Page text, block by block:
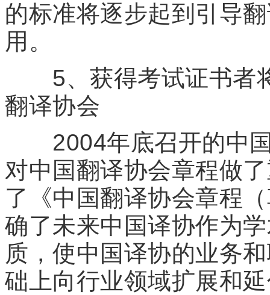
的标准将逐步起到引导
用。
5、获得考试证书者
翻译协会
2004年底召开的中国
对中国翻译协会章程做
了《中国翻译协会章程
确了未来中国译协作为
质，使中国译协的业务
础上向行业领域扩展和